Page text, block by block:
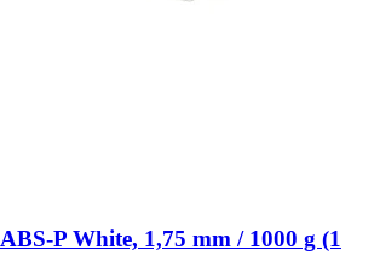
ABS-​P White, 1,75 mm / 1000 g (1